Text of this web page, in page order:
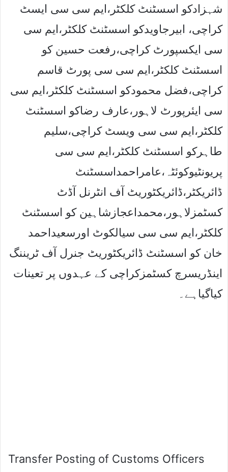
شہزادکو اسسٹنٹ کلکٹر،ایم سی سی ایسٹ
کراچی، ابیرجاویدکو اسسٹنٹ کلکٹر،ایم سی
سی ایکسپورٹ کراچی،رفعت حسین کو
اسسٹنٹ کلکٹر،ایم سی سی پورٹ قاسم
کراچی،فضل محمودکو اسسٹنٹ کلکٹر،ایم سی
سی ایئرپورٹ لاہور،عارف رضاکو اسسٹنٹ
کلکٹر،ایم سی سی ویسٹ کراچی،سلیم
طاہرکو اسسٹنٹ کلکٹر،ایم سی سی
پریونٹیوکوئٹہ،عامراحمداسسٹنٹ
ڈائریکٹر،ڈائریکٹوریٹ آف انٹرنل آڈٹ
کسٹمزلاہور،محمداعجازشاہین کو اسسٹنٹ
کلکٹر،ایم سی سی سیالکوٹ اورسعیداحمد
خان کو اسسٹنٹ ڈائریکٹوریٹ جنرل آف ٹریننگ
اینڈریسرچ کسٹمزکراچی کے عہدوں پر تعینات
کیاگیاہے۔
Transfer Posting of Customs Officers